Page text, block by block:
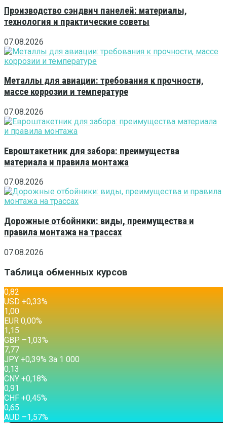
Производство сэндвич панелей: материалы,
технология и практические советы
07.08.2026
Металлы для авиации: требования к прочности,
массе коррозии и температуре
07.08.2026
Евроштакетник для забора: преимущества
материала и правила монтажа
07.08.2026
Дорожные отбойники: виды, преимущества и
правила монтажа на трассах
07.08.2026
Таблица обменных курсов
0,82
USD +0,33%
1,00
EUR 0,00%
1,15
GBP –1,03%
7,77
JPY +0,39% За 1 000
0,13
CNY +0,18%
0,91
CHF +0,45%
0,65
AUD –1,57%